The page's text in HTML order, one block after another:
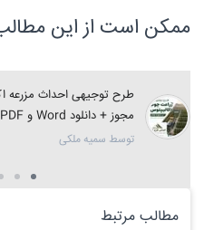
ممکن است از این
مجوز + دانلود Word و PDF
توسط سمیه ملکی
مطالب مرتبط